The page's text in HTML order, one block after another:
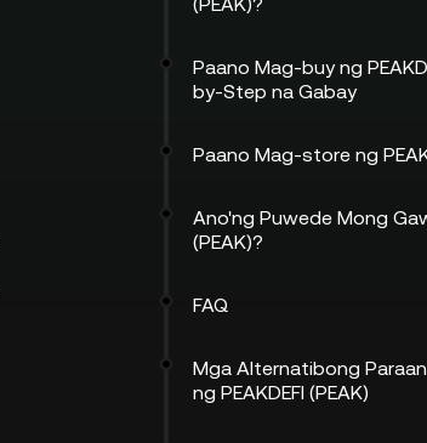
Paano Mag-buy ng
by-Step na Gabay
Paano Mag-store ng
Ano'ng Puwede Mong
(PEAK)?
FAQ
Mga Alternatibong
ng PEAKDEFI (PEAK)